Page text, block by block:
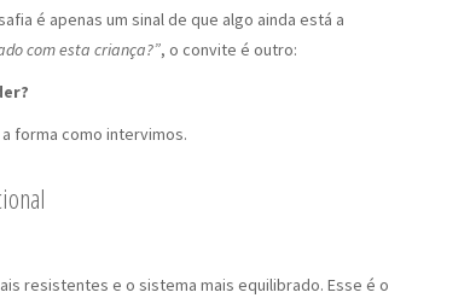
é apenas um sinal de que algo ainda está a
com esta criança?”, o convite é outro:
forma como intervimos.
resistentes e o sistema mais equilibrado. Esse é o